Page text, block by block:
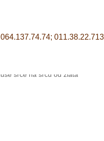
064.137.74.74; 011.38.22.713